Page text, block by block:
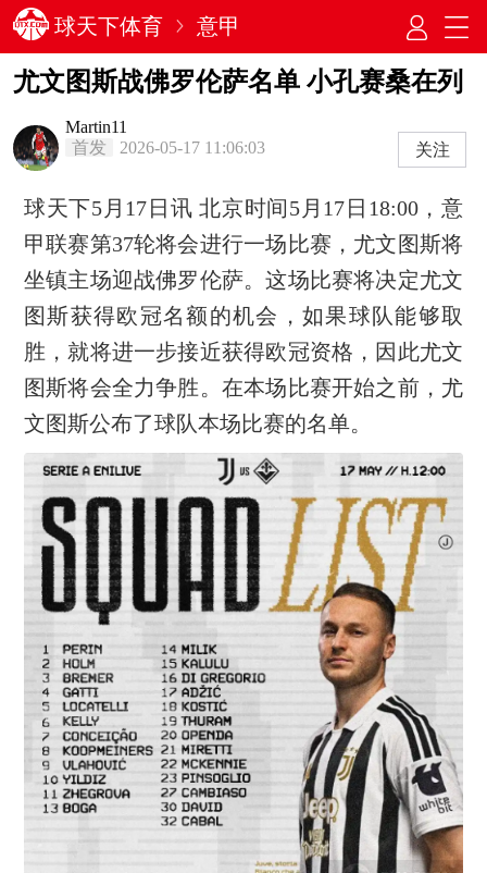
球天下体育 意甲
尤文图斯战佛罗伦萨名单 小孔赛桑在列
Martin11
首发
2026-05-17 11:06:03 关注
球天下5月17日讯 北京时间5月17日18:00，意
甲联赛第37轮将会进行一场比赛，尤文图斯将
坐镇主场迎战佛罗伦萨。这场比赛将决定尤文
图斯获得欧冠名额的机会，如果球队能够取
胜，就将进一步接近获得欧冠资格，因此尤文
图斯将会全力争胜。在本场比赛开始之前，尤
文图斯公布了球队本场比赛的名单。